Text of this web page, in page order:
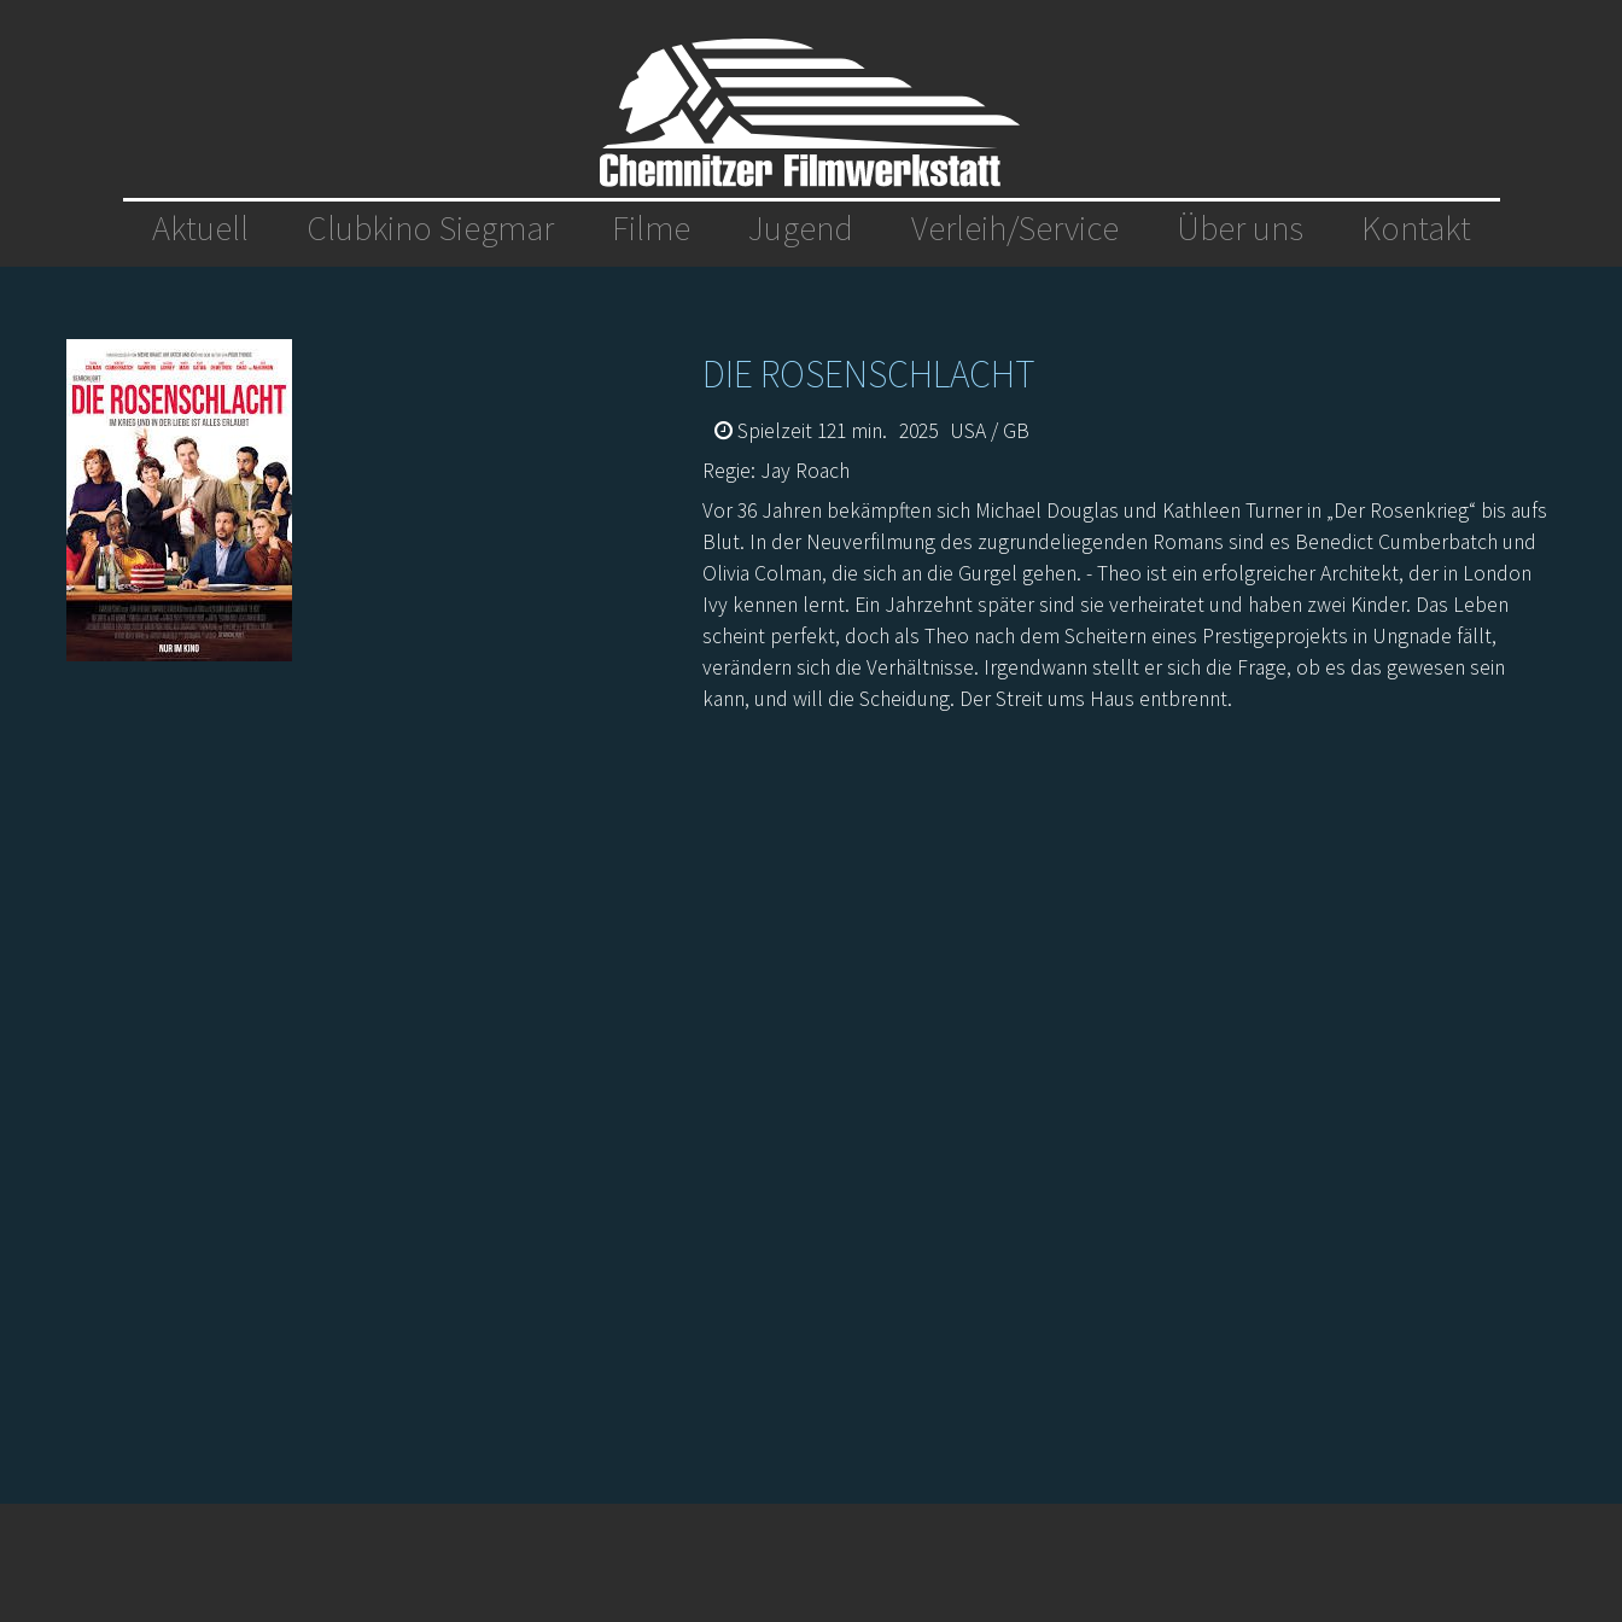
Aktuell Clubkino Siegmar Filme Jugend Verleih/Service Über uns Kontakt
DIE ROSENSCHLACHT
Spielzeit 121 min. 2025 USA / GB
Regie: Jay Roach
Vor 36 Jahren bekämpften sich Michael Douglas und Kathleen Turner in „Der Rosenkrieg“ bis aufs
Blut. In der Neuverfilmung des zugrundeliegenden Romans sind es Benedict Cumberbatch und
Olivia Colman, die sich an die Gurgel gehen. - Theo ist ein erfolgreicher Architekt, der in London
Ivy kennen lernt. Ein Jahrzehnt später sind sie verheiratet und haben zwei Kinder. Das Leben
scheint perfekt, doch als Theo nach dem Scheitern eines Prestigeprojekts in Ungnade fällt,
verändern sich die Verhältnisse. Irgendwann stellt er sich die Frage, ob es das gewesen sein
kann, und will die Scheidung. Der Streit ums Haus entbrennt.